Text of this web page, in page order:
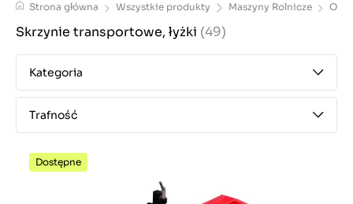
Strona główna Wszystkie produkty Maszyny Rolnicze
Skrzynie transportowe, łyżki (49)
Kategoria
Trafność
Dostępne